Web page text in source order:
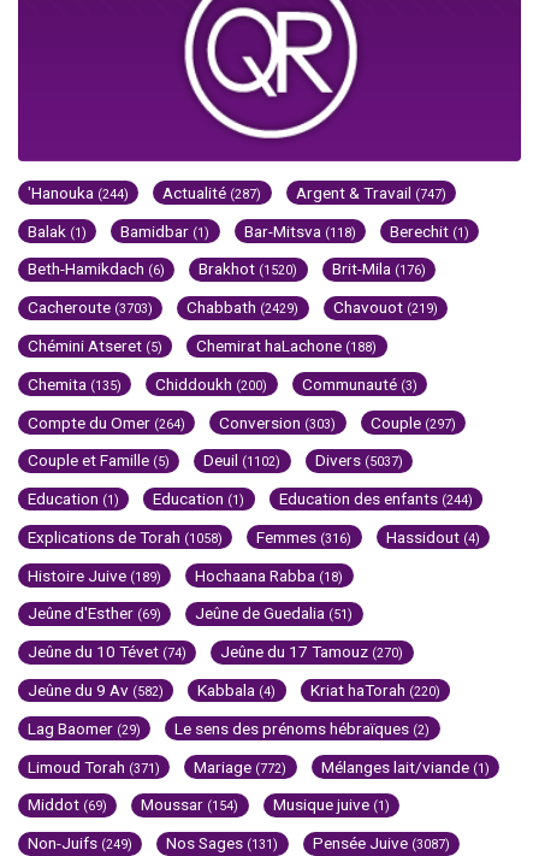
'Hanouka (244) Actualité (287) Argent & Travail (747)
Balak (1) Bamidbar (1) Bar-Mitsva (118) Berechit (1)
Beth-Hamikdach (6) Brakhot (1520) Brit-Mila (176)
Cacheroute (3703) Chabbath (2429) Chavouot (219)
Chémini Atseret (5) Chemirat haLachone (188)
Chemita (135) Chiddoukh (200) Communauté (3)
Compte du Omer (264) Conversion (303) Couple (297)
Couple et Famille (5) Deuil (1102) Divers (5037)
Education (1) Education (1) Education des enfants (244)
Explications de Torah (1058) Femmes (316) Hassidout (4)
Histoire Juive (189) Hochaana Rabba (18)
Jeûne d'Esther (69) Jeûne de Guedalia (51)
Jeûne du 10 Tévet (74) Jeûne du 17 Tamouz (270)
Jeûne du 9 Av (582) Kabbala (4) Kriat haTorah (220)
Lag Baomer (29) Le sens des prénoms hébraïques (2)
Limoud Torah (371) Mariage (772) Mélanges lait/viande (1)
Middot (69) Moussar (154) Musique juive (1)
Non-Juifs (249) Nos Sages (131) Pensée Juive (3087)